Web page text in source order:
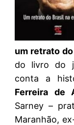
um retrato
do livro do
conta a
Ferreira de
Sarney –
Maranhão,